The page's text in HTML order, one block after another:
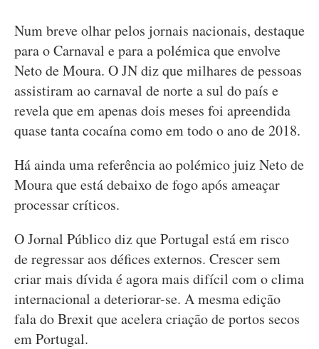
Num breve olhar pelos jornais nacionais, destaque
para o Carnaval e para a polémica que envolve
Neto de Moura. O JN diz que milhares de pessoas
assistiram ao carnaval de norte a sul do país e
revela que em apenas dois meses foi apreendida
quase tanta cocaína como em todo o ano de 2018.
Há ainda uma referência ao polémico juiz Neto de
Moura que está debaixo de fogo após ameaçar
processar críticos.
O Jornal Público diz que Portugal está em risco
de regressar aos défices externos. Crescer sem
criar mais dívida é agora mais difícil com o clima
internacional a deteriorar-se. A mesma edição
fala do Brexit que acelera criação de portos secos
em Portugal.